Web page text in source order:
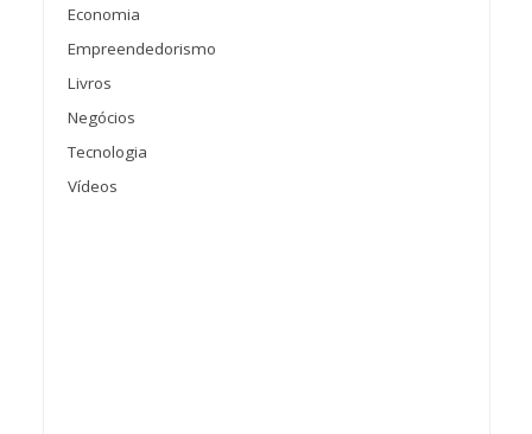
Economia
Empreendedorismo
Livros
Negócios
Tecnologia
Vídeos